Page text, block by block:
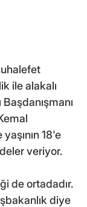
ile alakalı
18'e
veriyor.
de ortadadır.
diye